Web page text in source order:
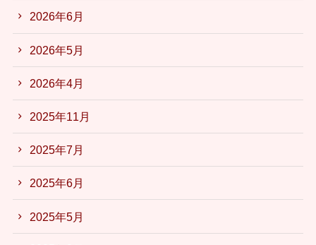
2026年6月
2026年5月
2026年4月
2025年11月
2025年7月
2025年6月
2025年5月